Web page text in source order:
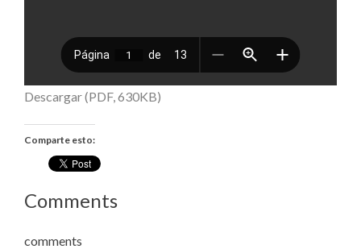
Descargar (PDF, 630KB)
Comparte esto:
Comments
comments